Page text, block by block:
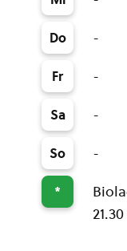
Do -
Fr -
Sa -
So -
*
21.30